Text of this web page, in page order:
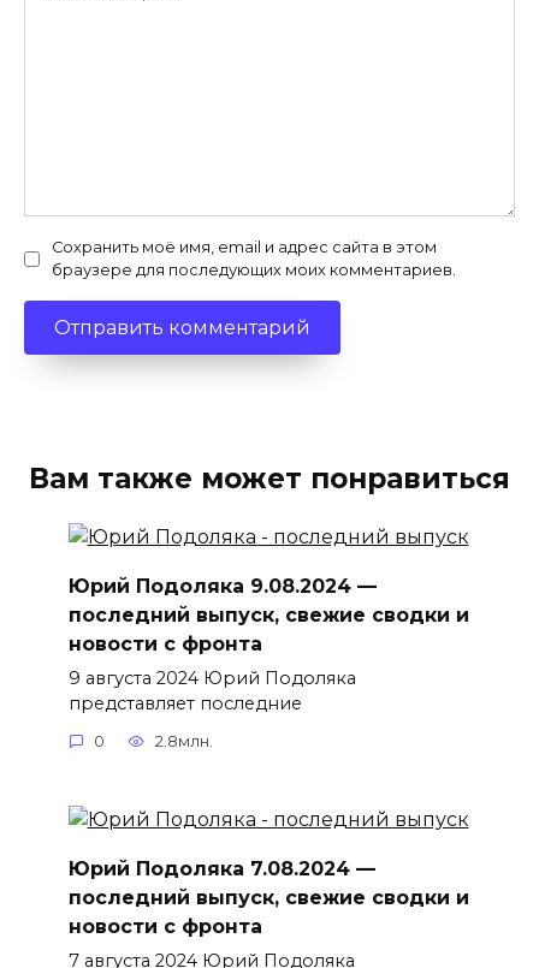
Сохранить моё имя, email и адрес сайта в этом
браузере для последующих моих комментариев.
Вам также может понравиться
Юрий Подоляка 9.08.2024 —
последний выпуск, свежие сводки и
новости с фронта
9 августа 2024 Юрий Подоляка
представляет последние
0 2.8млн.
Юрий Подоляка 7.08.2024 —
последний выпуск, свежие сводки и
новости с фронта
7 августа 2024 Юрий Подоляка